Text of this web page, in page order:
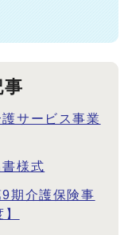
サービス事業
様式
期介護保険事